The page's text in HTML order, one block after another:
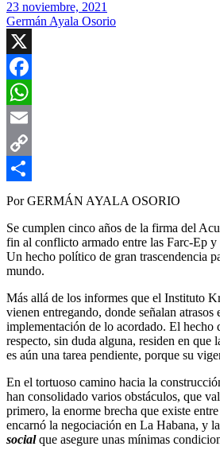
23 noviembre, 2021
Germán Ayala Osorio
X
Facebook
WhatsApp
Email
Copy
Link
Compartir
Por GERMÁN AYALA OSORIO
Se cumplen cinco años de la firma del
fin al conflicto armado entre las Farc-Ep
Un hecho político de gran trascendencia
mundo.
Más allá de los informes que el Instituto
vienen entregando, donde señalan atrasos
implementación de lo acordado. El hecho
respecto, sin duda alguna, residen en que
es aún una tarea pendiente, porque su
En el tortuoso camino hacia la
han consolidado varios obstáculos, que
primero, la enorme brecha que existe entre
encarnó la negociación en La Habana, y
social que asegure unas mínimas